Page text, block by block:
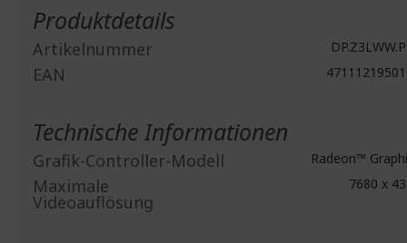
Produktdetails
Artikelnummer
EAN
Technische Informationen
Grafik-Controller-Modell Radeon™
Maximale
Videoauflösung
7680 x